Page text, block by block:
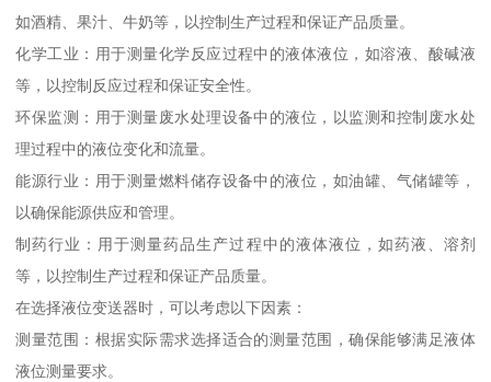
如酒精、果汁、牛奶等，以控制生产过程和保证产品质量。
化学工业：用于测量化学反应过程中的液体液位，如溶液、酸碱液
等，以控制反应过程和保证安全性。
环保监测：用于测量废水处理设备中的液位，以监测和控制废水处
理过程中的液位变化和流量。
能源行业：用于测量燃料储存设备中的液位，如油罐、气储罐等，
以确保能源供应和管理。
制药行业：用于测量药品生产过程中的液体液位，如药液、溶剂
等，以控制生产过程和保证产品质量。
在选择液位变送器时，可以考虑以下因素：
测量范围：根据实际需求选择适合的测量范围，确保能够满足液体
液位测量要求。